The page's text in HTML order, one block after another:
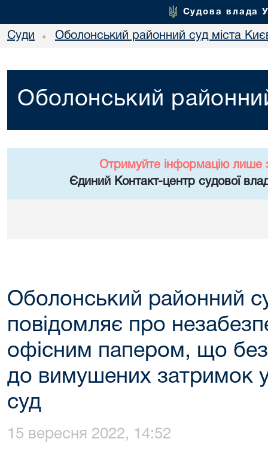
Судова влада
Суди • Оболонський районний суд міста
Оболонський
Отримуйте інформацію лише
Єдиний Контакт-центр судової
Оболонський районний
повідомляє про
офісним папером, що
до вимушених затримок
суд
15 вересня 2022, 14:52